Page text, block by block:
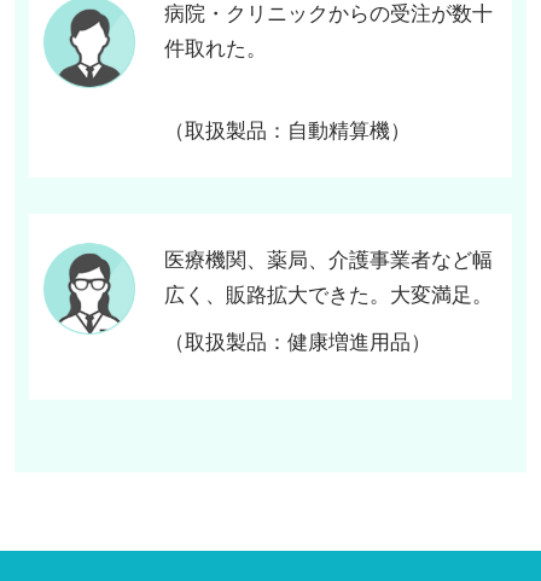
病院・クリニックからの受注が数十
件取れた。
（取扱製品：自動精算機）
医療機関、薬局、介護事業者など幅
広く、販路拡大できた。大変満足。
（取扱製品：健康増進用品）